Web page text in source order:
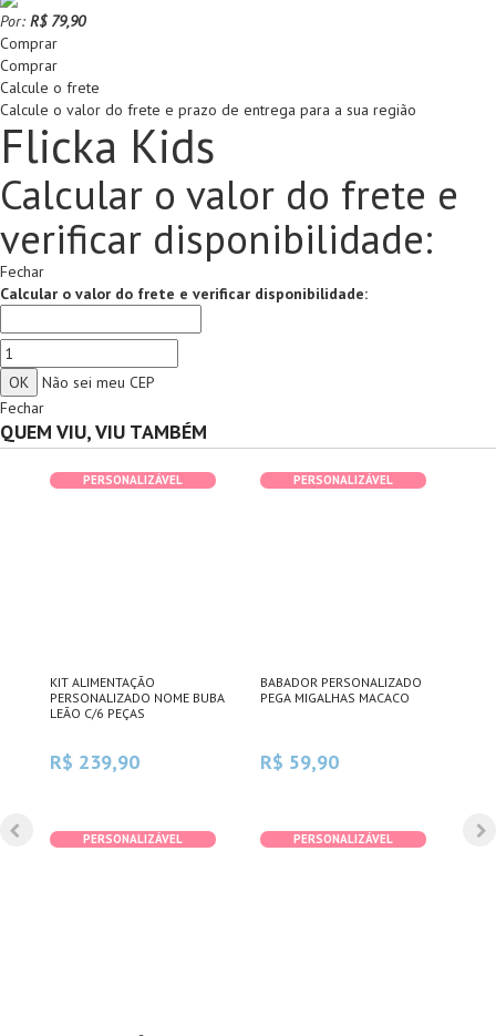
Por: R$ 79,90
Comprar
Comprar
Calcule o frete
Calcule o valor do frete e prazo de entrega para a sua região
Flicka Kids
Calcular o valor do frete e
verificar disponibilidade:
Fechar
Calcular o valor do frete e verificar disponibilidade:
Não sei meu CEP
Fechar
QUEM VIU, VIU TAMBÉM
PERSONALIZÁVEL
KIT ALIMENTAÇÃO
PERSONALIZADO NOME BUBA
LEÃO C/6 PEÇAS
R$ 239,90
PERSONALIZÁVEL
PERSONALIZÁVEL
BABADOR PERSONALIZADO
PEGA MIGALHAS MACACO
R$ 59,90
PERSONALIZÁVEL